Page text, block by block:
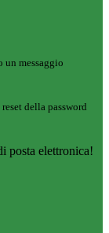
un messaggio
della password
posta elettronica!